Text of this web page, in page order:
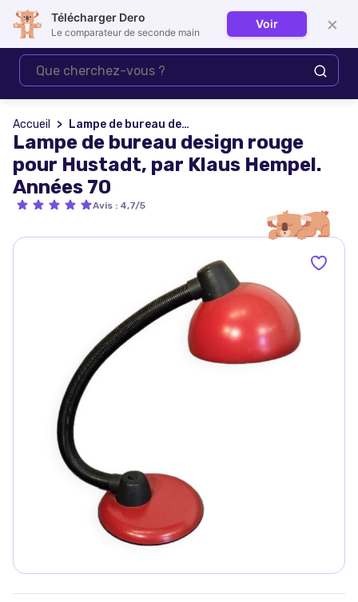
Se connecter
Accueil Lampe de bureau design rouge pour Hustadt, par Klaus Hempel. Années 70
Lampe de bureau design rouge
pour Hustadt, par Klaus Hempel.
Années 70
Avis : 4,7/5
Télécharger Dero
Le comparateur de seconde main
Voir ×